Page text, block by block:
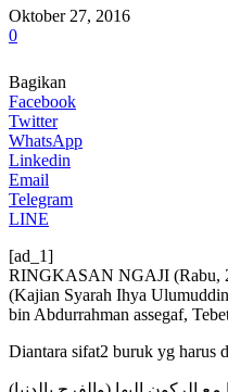
Oktober 27, 2016
0
Bagikan
Facebook
Twitter
WhatsApp
Linkedin
Email
Telegram
LINE
[ad_1]
RINGKASAN NGAJI (Rabu,
(Kajian Syarah Ihya
bin Abdurrahman assegaf,
Diantara sifat2 buruk yg harus